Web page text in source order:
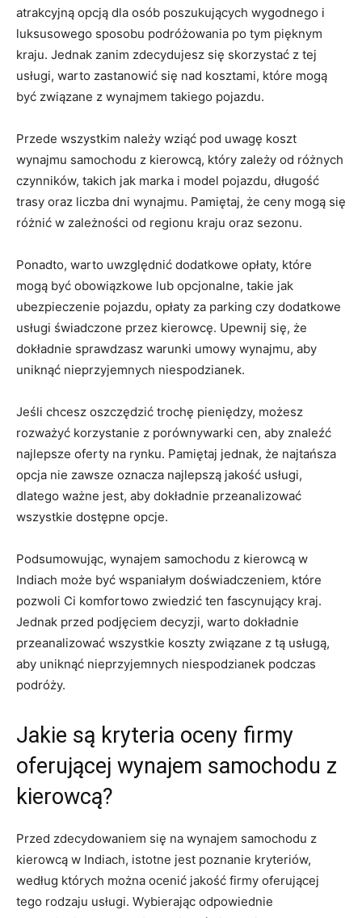
atrakcyjną opcją ​dla osób‍ poszukujących⁣ wygodnego ⁣i
luksusowego sposobu ⁤podróżowania po tym pięknym
kraju.‌ Jednak zanim zdecydujesz się‍ skorzystać z ⁢tej
usługi, warto⁤ zastanowić się nad kosztami, ⁤które ‌mogą
⁤być⁤ związane z wynajmem takiego pojazdu.
Przede wszystkim należy​ wziąć pod uwagę koszt
wynajmu ⁢samochodu z kierowcą,⁣ który zależy⁤ od ‌różnych
czynników, takich jak marka i model ‌pojazdu, długość
trasy oraz liczba dni wynajmu.⁢ Pamiętaj, ‍że ceny mogą‌ się
różnić w zależności od regionu⁢ kraju ‌oraz⁤ sezonu.
Ponadto,‍ warto uwzględnić dodatkowe ‍opłaty, które
mogą być ⁢obowiązkowe lub opcjonalne, ​takie‌ jak
ubezpieczenie pojazdu, opłaty za​ parking czy‌ dodatkowe
usługi świadczone przez ⁤kierowcę. Upewnij się, ⁤że
dokładnie sprawdzasz warunki umowy wynajmu,⁤ aby
uniknąć nieprzyjemnych niespodzianek.
Jeśli ​chcesz oszczędzić trochę pieniędzy, możesz
rozważyć⁢ korzystanie z⁤ porównywarki cen,⁤ aby ‍znaleźć
najlepsze oferty na rynku. ⁤Pamiętaj jednak, że najtańsza
opcja nie zawsze ⁤oznacza najlepszą jakość⁢ usługi,
⁤dlatego ważne ‌jest,‌ aby dokładnie ⁢przeanalizować
wszystkie dostępne opcje.
Podsumowując, wynajem samochodu z⁤ kierowcą w
Indiach może być wspaniałym⁢ doświadczeniem,‍ które
pozwoli​ Ci komfortowo⁣ zwiedzić ten fascynujący kraj.
‌Jednak⁣ przed ⁤podjęciem decyzji, warto⁢ dokładnie
⁣przeanalizować ⁢wszystkie ‌koszty ‌związane z​ tą ⁤usługą,⁣
aby uniknąć nieprzyjemnych niespodzianek podczas
podróży.
Jakie są⁤ kryteria oceny firmy
oferującej wynajem samochodu⁤ z
kierowcą?
Przed zdecydowaniem się na wynajem ‍samochodu z
kierowcą w ​Indiach, istotne jest ​poznanie kryteriów,
⁢według ⁢których‌ można ocenić⁢ jakość ⁢firmy oferującej
tego ⁤rodzaju⁤ usługi. Wybierając odpowiednie